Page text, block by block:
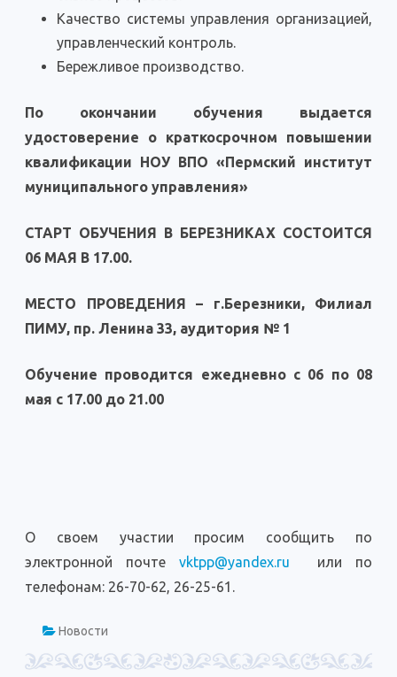
Качество системы управления организацией,
управленческий контроль.
Бережливое производство.
По окончании обучения выдается
удостоверение о краткосрочном повышении
квалификации НОУ ВПО «Пермский институт
муниципального управления»
СТАРТ ОБУЧЕНИЯ В БЕРЕЗНИКАХ СОСТОИТСЯ
06 МАЯ В 17.00.
МЕСТО ПРОВЕДЕНИЯ – г.Березники, Филиал
ПИМУ, пр. Ленина 33, аудитория № 1
Обучение проводится ежедневно с 06 по 08
мая с 17.00 до 21.00
О своем участии просим сообщить по
электронной почтеvktpp@yandex.ru или по
телефонам: 26-70-62, 26-25-61.
Новости